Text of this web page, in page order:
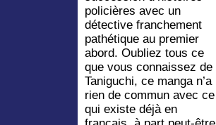
policières avec un
détective franchement
pathétique au premier
abord. Oubliez tous ce
que vous connaissez de
Taniguchi, ce manga n’a
rien de commun avec ce
qui existe déjà en